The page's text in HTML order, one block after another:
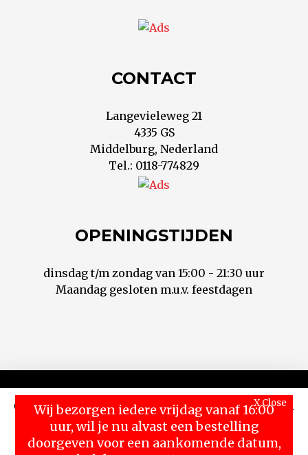
X Close
Wij bezorgen iedere vrijdag vanaf 16:00
uur, wil je nu alvast een bestelling
doorgeven voor een aankomende datum,
bel dan naar 0118-774829
CONTACT
Langevieleweg 21
4335 GS
Middelburg, Nederland
Tel.: 0118-774829
OPENINGSTIJDEN
dinsdag t/m zondag van 15:00 - 21:30 uur
Maandag gesloten m.u.v. feestdagen
Contact Privacy
Voorwaarden
© 2018 Hontoni Sushi
Cookies zorgen ervoor dat deze website goed werkt.
Wil je meer weten over onze policy, klik hier
Accept Read More